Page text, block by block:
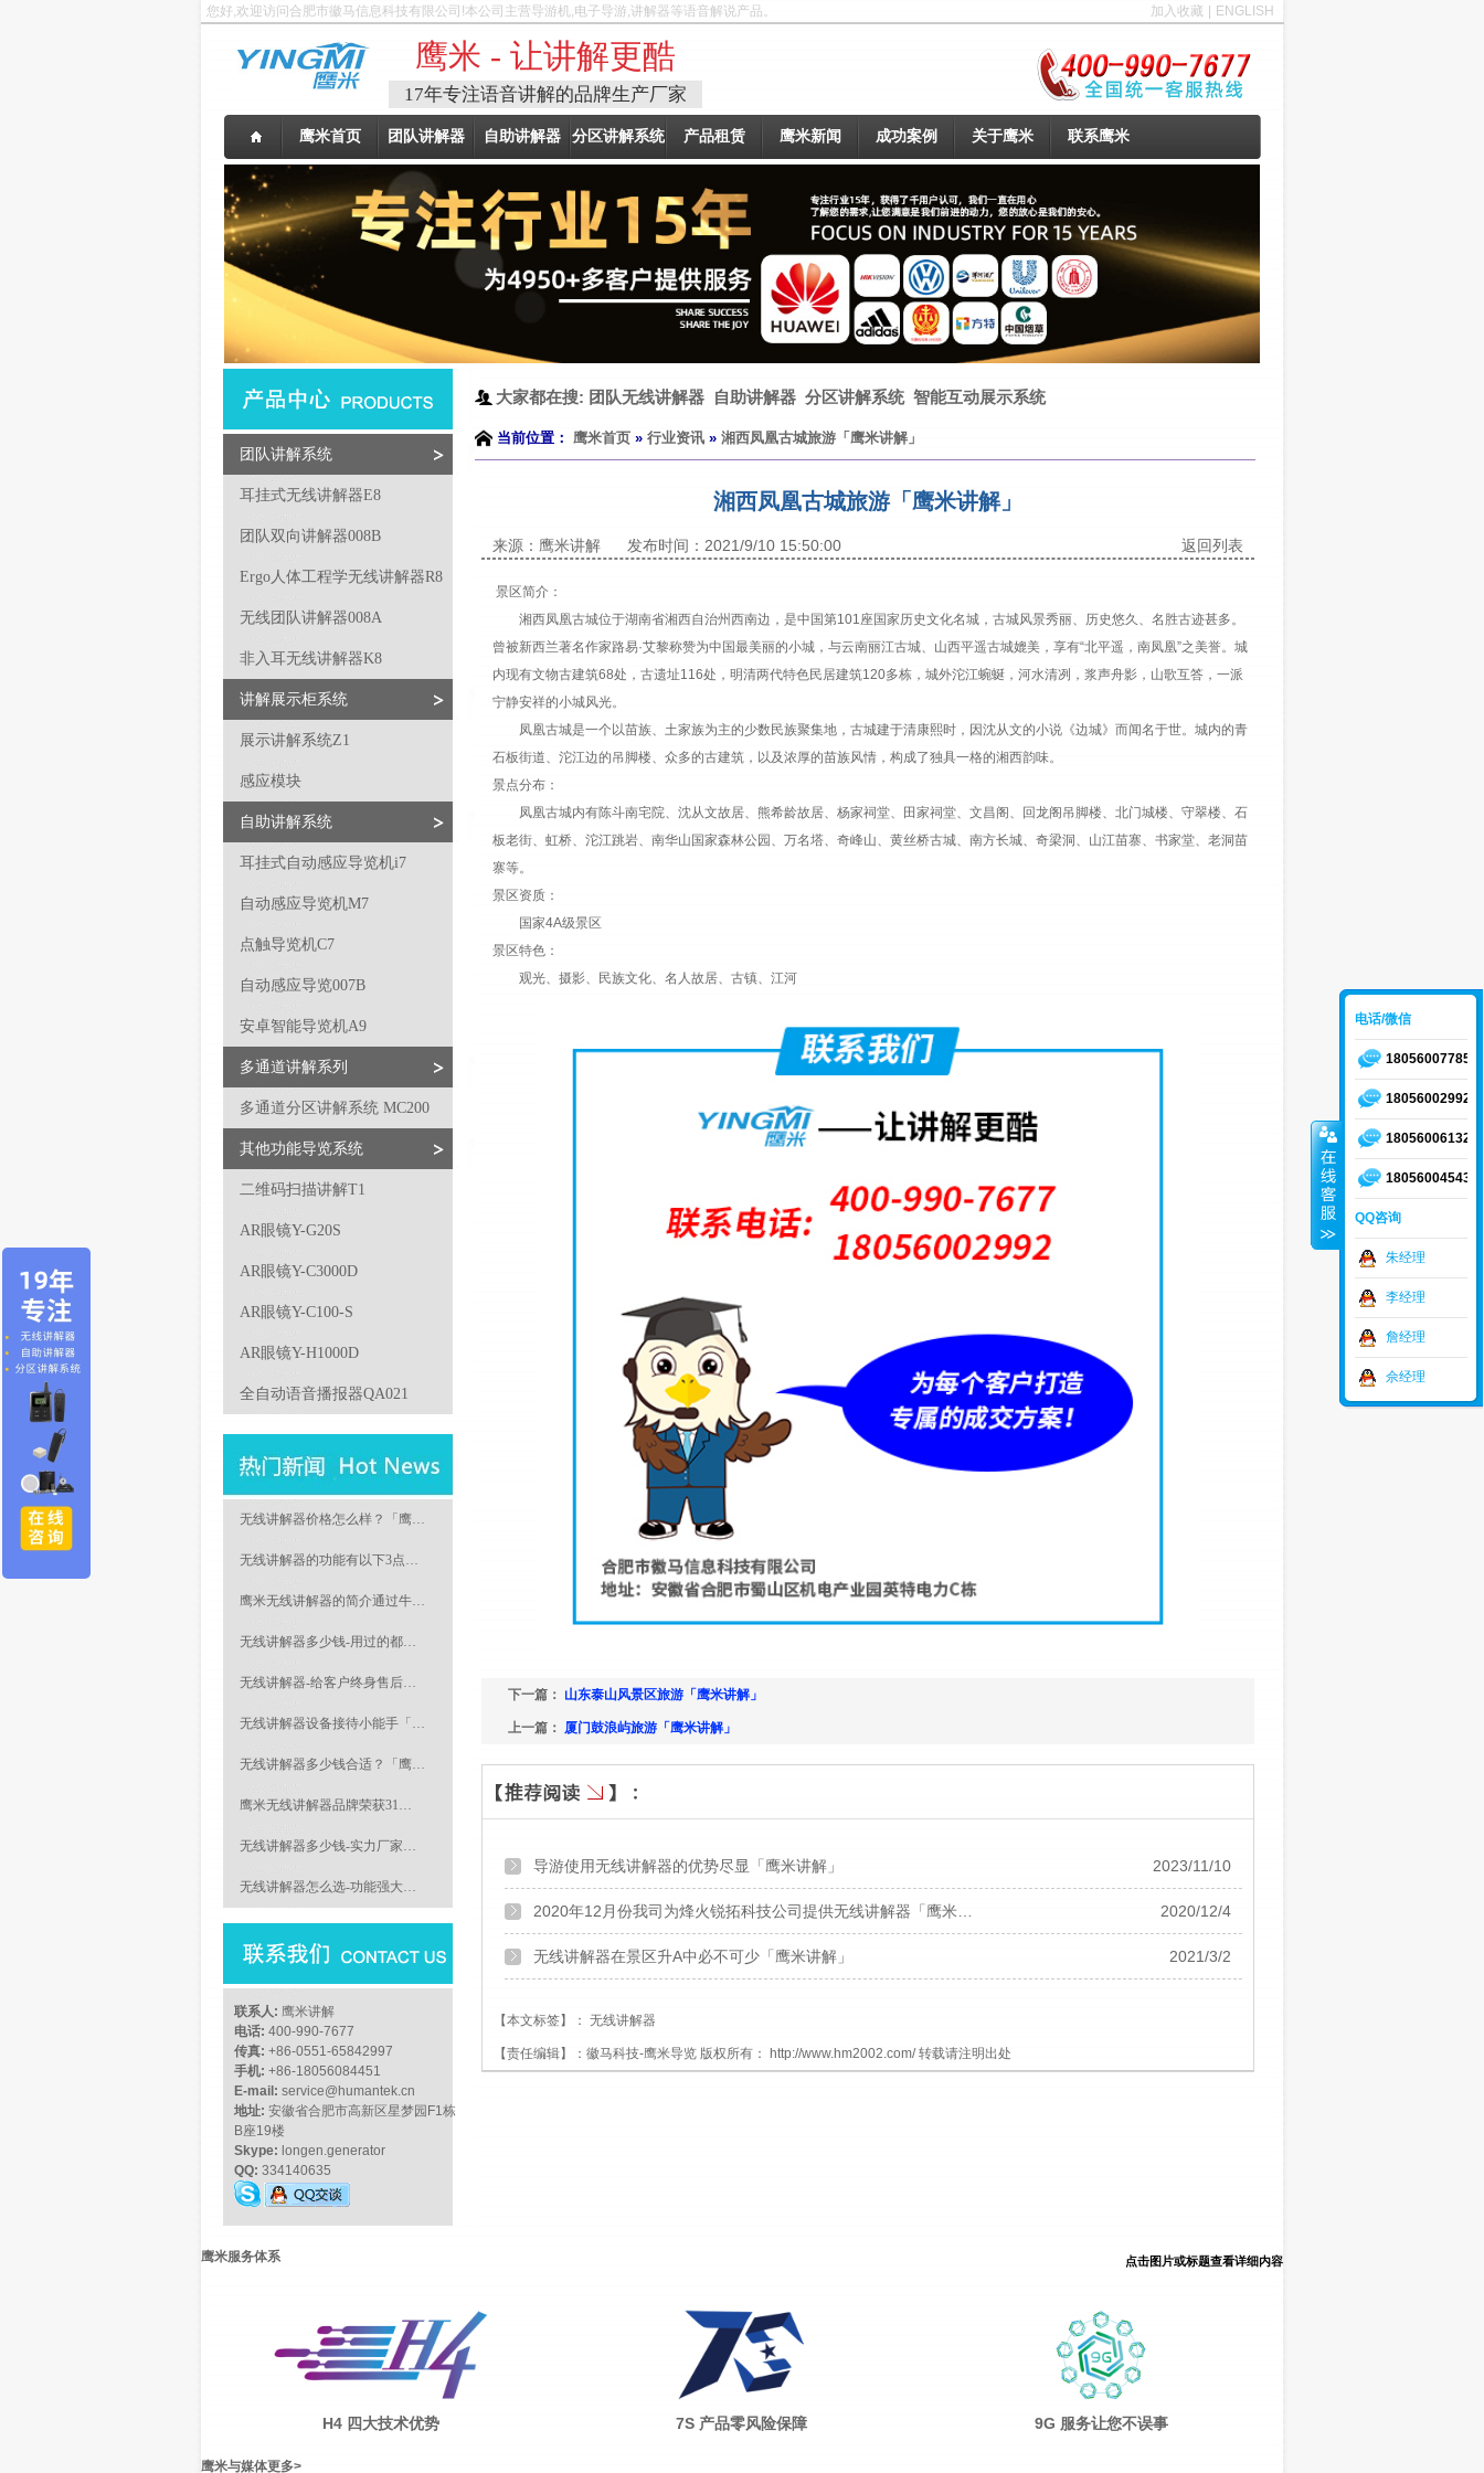
电话/微信
18056007785
18056002992
18056006132
18056004543
QQ咨询
朱经理
李经理
詹经理
佘经理
加入收藏 ENGLISH
您好,欢迎访问合肥市徽马信息科技有限公司!本公司主营导游机,电子导游,讲解器等语音解说产品。
鹰米 - 让讲解更酷
17年专注语音讲解的品牌生产厂家
鹰米首页 团队讲解器 自助讲解器 分区讲解系统 产品租赁 鹰米新闻 成功案例 关于鹰米 联系鹰米
团队讲解系统
耳挂式无线讲解器E8
团队双向讲解器008B
Ergo人体工程学无线讲解器R8
无线团队讲解器008A
非入耳无线讲解器K8
讲解展示柜系统
展示讲解系统Z1
感应模块
自助讲解系统
耳挂式自动感应导览机i7
自动感应导览机M7
点触导览机C7
自动感应导览007B
安卓智能导览机A9
多通道讲解系列
多通道分区讲解系统 MC200
其他功能导览系统
二维码扫描讲解T1
AR眼镜Y-G20S
AR眼镜Y-C3000D
AR眼镜Y-C100-S
AR眼镜Y-H1000D
全自动语音播报器QA021
无线讲解器价格怎么样？「鹰…
无线讲解器的功能有以下3点…
鹰米无线讲解器的简介通过牛…
无线讲解器多少钱-用过的都…
无线讲解器-给客户终身售后…
无线讲解器设备接待小能手「…
无线讲解器多少钱合适？「鹰…
鹰米无线讲解器品牌荣获31…
无线讲解器多少钱-实力厂家…
无线讲解器怎么选-功能强大…
联系人: 鹰米讲解
电话: 400-990-7677
传真: +86-0551-65842997
手机: +86-18056084451
E-mail: service@humantek.cn
地址: 安徽省合肥市高新区星梦园F1栋
B座19楼
Skype: longen.generator
QQ: 334140635
大家都在搜: 团队无线讲解器 自助讲解器 分区讲解系统 智能互动展示系统
当前位置： 鹰米首页 » 行业资讯 » 湘西凤凰古城旅游「鹰米讲解」
湘西凤凰古城旅游「鹰米讲解」
来源：鹰米讲解 发布时间：2021/9/10 15:50:00 返回列表
景区简介：
湘西凤凰古城位于湖南省湘西自治州西南边，是中国第101座国家历史文化名城，古城风景秀丽、历史悠久、名胜古迹甚多。
曾被新西兰著名作家路易·艾黎称赞为中国最美丽的小城，与云南丽江古城、山西平遥古城媲美，享有“北平遥，南凤凰”之美誉。城
内现有文物古建筑68处，古遗址116处，明清两代特色民居建筑120多栋，城外沱江蜿蜒，河水清冽，浆声舟影，山歌互答，一派
宁静安祥的小城风光。
凤凰古城是一个以苗族、土家族为主的少数民族聚集地，古城建于清康熙时，因沈从文的小说《边城》而闻名于世。城内的青
石板街道、沱江边的吊脚楼、众多的古建筑，以及浓厚的苗族风情，构成了独具一格的湘西韵味。
景点分布：
凤凰古城内有陈斗南宅院、沈从文故居、熊希龄故居、杨家祠堂、田家祠堂、文昌阁、回龙阁吊脚楼、北门城楼、守翠楼、石
板老街、虹桥、沱江跳岩、南华山国家森林公园、万名塔、奇峰山、黄丝桥古城、南方长城、奇梁洞、山江苗寨、书家堂、老洞苗
寨等。
景区资质：
国家4A级景区
景区特色：
观光、摄影、民族文化、名人故居、古镇、江河
下一篇： 山东泰山风景区旅游「鹰米讲解」
上一篇： 厦门鼓浪屿旅游「鹰米讲解」
2023/11/10
导游使用无线讲解器的优势尽显「鹰米讲解」
2020/12/4
2020年12月份我司为烽火锐拓科技公司提供无线讲解器「鹰米…
2021/3/2
无线讲解器在景区升A中必不可少「鹰米讲解」
【本文标签】： 无线讲解器
【责任编辑】： 徽马科技-鹰米导览 版权所有： http://www.hm2002.com/转载请注明出处
鹰米服务体系 点击图片或标题查看详细内容
H4 四大技术优势 7S 产品零风险保障 9G 服务让您不误事
鹰米与媒体更多>